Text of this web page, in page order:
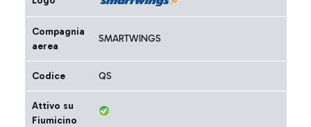
Compagnia
aerea
SMARTWINGS
Codice QS
Attivo su
Fiumicino